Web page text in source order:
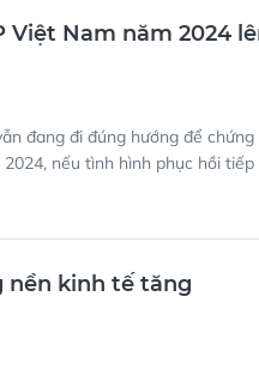
Việt Nam năm 2024
đang đi đúng hướng để chứng
nếu tình hình phục hồi tiếp
nền kinh tế tăng